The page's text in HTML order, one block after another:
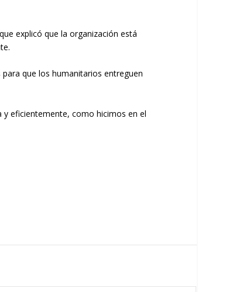
explicó que la organización está
que los humanitarios entreguen
y eficientemente, como hicimos en el